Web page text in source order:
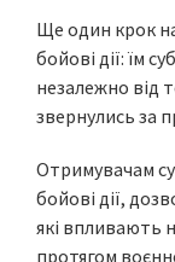
Ще один крок
бойові дії: їм
незалежно від
звернулись за
Отримувачам
бойові дії,
які впливають
протягом